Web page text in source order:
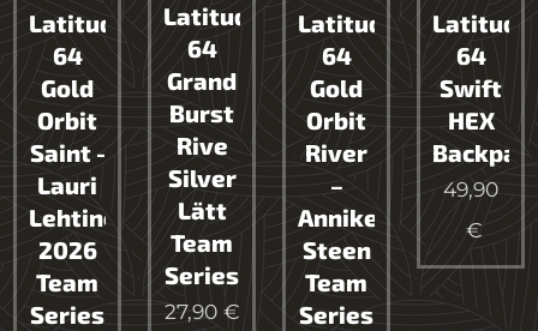
Latitude
64
Gold
Orbit
Saint -
Lauri
Lehtinen
2026
Team
Series
Latitude
64
Grand
Burst
Rive
Silver
Lätt
Team
Series
27,90€
Latitude
64
Gold
Orbit
River
–
Anniken
Steen
Team
Series
Latitude
64
Swift
HEX
49,90
€